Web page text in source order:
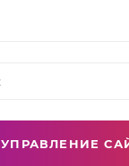
УПРАВЛЕНИЕ